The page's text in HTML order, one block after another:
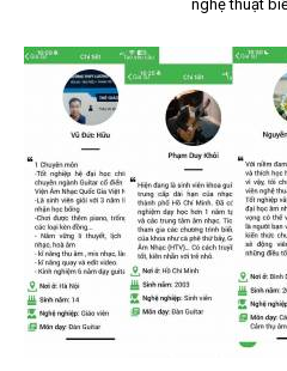
nghệ thuật